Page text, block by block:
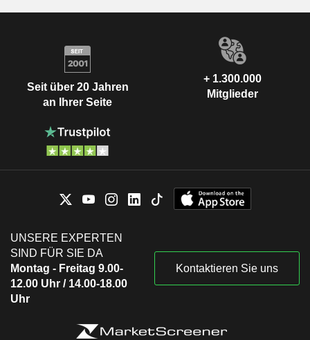
Seit über 20 Jahren
an Ihrer Seite
+ 1.300.000
Mitglieder
UNSERE EXPERTEN
SIND FÜR SIE DA
Montag - Freitag 9.00-
12.00 Uhr / 14.00-18.00
Uhr
Kontaktieren Sie uns